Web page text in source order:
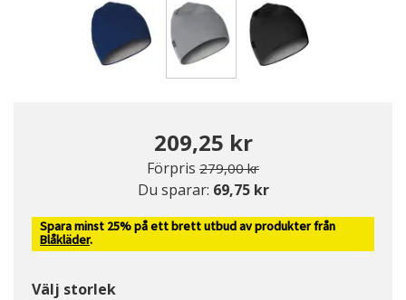
209,25 kr
Förpris Pris nedsatt från
279,00 krtill
Du sparar: 69,75 kr
Spara minst 25% på ett brett utbud av produkter från
Blåkläder.
Välj storlek